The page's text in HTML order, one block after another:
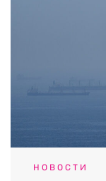
НОВОСТИ